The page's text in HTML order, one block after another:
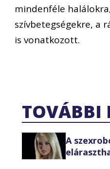
mindenféle
szívbetegségekre, a
is vonatkozott.
TOVÁBBI
A